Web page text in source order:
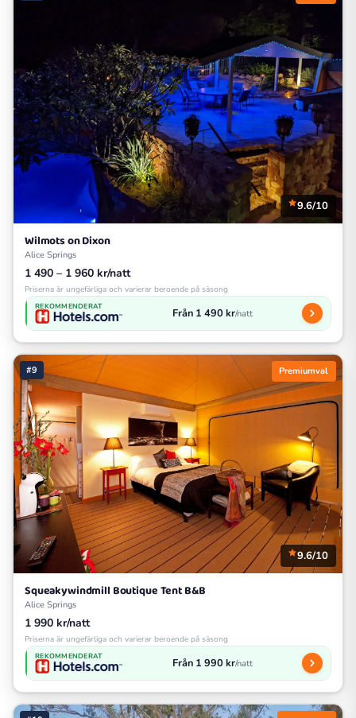
9.6/10
Wilmots on Dixon
Alice Springs
1 490 – 1 960 kr/natt
Priserna är ungefärliga och varierar beroende på säsong
REKOMMENDERAT Från 1 490 kr/natt
#9 Premiumval
9.6/10
Squeakywindmill Boutique Tent B&B
Alice Springs
1 990 kr/natt
Priserna är ungefärliga och varierar beroende på säsong
REKOMMENDERAT Från 1 990 kr/natt